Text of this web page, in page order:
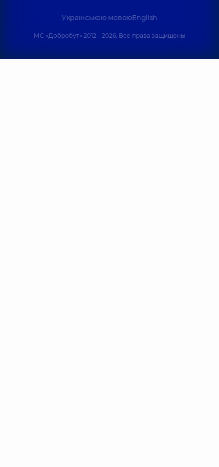
Українською мовоюEnglish
МС «Добробут» 2012 - 2026. Все права защищены